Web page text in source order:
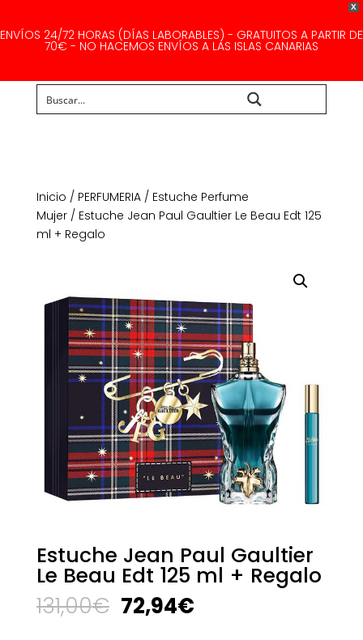
X
ENVÍOS 24/72 HORAS (DÍAS LABORABLES) - GRATUITOS A PARTIR DE
70€ - NO HACEMOS ENVÍOS A LAS ISLAS CANARIAS
Inicio / PERFUMERIA/ Estuche Perfume
Mujer/ Estuche Jean Paul Gaultier Le Beau Edt 125
ml + Regalo
Estuche Jean Paul Gaultier
Le Beau Edt 125 ml + Regalo
131,00€ El
precio
72,94€El